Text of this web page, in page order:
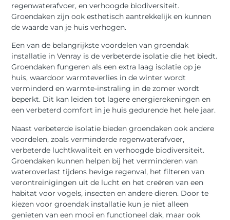
regenwaterafvoer, en verhoogde biodiversiteit.
Groendaken zijn ook esthetisch aantrekkelijk en kunnen
de waarde van je huis verhogen.
Een van de belangrijkste voordelen van groendak
installatie in Venray is de verbeterde isolatie die het biedt.
Groendaken fungeren als een extra laag isolatie op je
huis, waardoor warmteverlies in de winter wordt
verminderd en warmte-instraling in de zomer wordt
beperkt. Dit kan leiden tot lagere energierekeningen en
een verbeterd comfort in je huis gedurende het hele jaar.
Naast verbeterde isolatie bieden groendaken ook andere
voordelen, zoals verminderde regenwaterafvoer,
verbeterde luchtkwaliteit en verhoogde biodiversiteit.
Groendaken kunnen helpen bij het verminderen van
wateroverlast tijdens hevige regenval, het filteren van
verontreinigingen uit de lucht en het creëren van een
habitat voor vogels, insecten en andere dieren. Door te
kiezen voor groendak installatie kun je niet alleen
genieten van een mooi en functioneel dak, maar ook